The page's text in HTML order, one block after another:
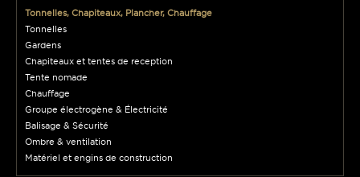
Tonnelles, Chapiteaux, Plancher, Chauffage
Tonnelles
Gardens
Chapiteaux et tentes de reception
Tente nomade
Chauffage
Groupe électrogène & Électricité
Balisage & Sécurité
Ombre & ventilation
Matériel et engins de construction